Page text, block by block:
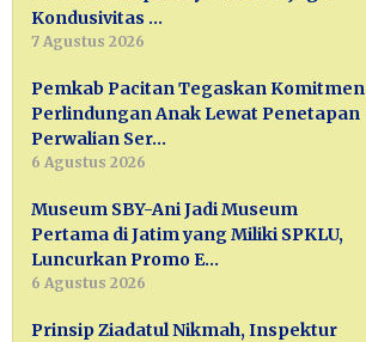
Kondusivitas …
7 Agustus 2026
Pemkab Pacitan Tegaskan Komitmen
Perlindungan Anak Lewat Penetapan
Perwalian Ser…
6 Agustus 2026
Museum SBY-Ani Jadi Museum
Pertama di Jatim yang Miliki SPKLU,
Luncurkan Promo E…
6 Agustus 2026
Prinsip Ziadatul Nikmah, Inspektur